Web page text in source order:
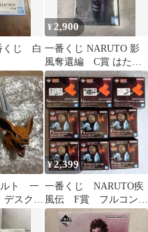
くじ 白
¥ 2,900
一番くじ NARUTO 影
風奪還編 C賞 はたけ
カカシ フィギュア 未
開封
ト 一
スクト
ア 3種
¥2,399
一番くじ NARUTO疾
風伝 F賞 フルコン
プ G賞フルコンプま
とめ売り